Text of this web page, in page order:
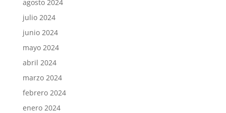
agosto 2024
julio 2024
junio 2024
mayo 2024
abril 2024
marzo 2024
febrero 2024
enero 2024